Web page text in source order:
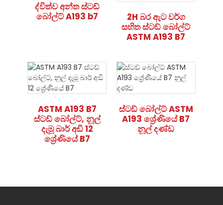
ද්විත්ව අන්ත ස්ටඩ්
බෝල්ට් A193 b7
2H බර ඇට වර්ග
සහිත ස්ටඩ් බෝල්ට්
ASTM A193 B7
ASTM A193 B7
ස්ටඩ් බෝල්ට්, නූල්
දැමූ බාර් අඩි 12
ශ්‍රේණියේ B7
ස්ටඩ් බෝල්ට් ASTM
A193 ශ්‍රේණියේ B7
නූල් දණ්ඩ